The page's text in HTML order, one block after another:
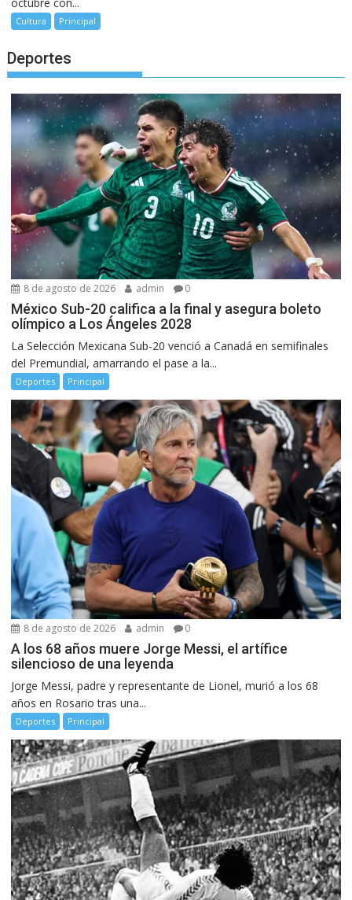
Cultura Principal
Deportes
8 de agosto de 2026 admin 0
México Sub-20 califica a la final y asegura boleto
olímpico a Los Ángeles 2028
La Selección Mexicana Sub-20 venció a Canadá en semifinales
del Premundial, amarrando el pase a la...
Deportes Principal
8 de agosto de 2026 admin 0
A los 68 años muere Jorge Messi, el artífice
silencioso de una leyenda
Jorge Messi, padre y representante de Lionel, murió a los 68
años en Rosario tras una...
Deportes Principal